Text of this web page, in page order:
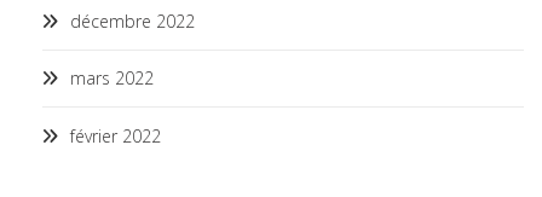
décembre 2022
mars 2022
février 2022